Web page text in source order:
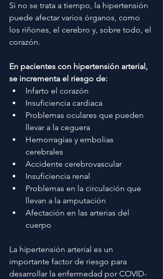
Si no se trata a tiempo, la hipertensión
puede afectar varios órganos, como
los riñones, el cerebro y, sobre todo, el
corazón.
En pacientes con hipertensión arterial,
se incrementa el riesgo de:
Infarto el corazón
Insuficiencia cardiaca
Problemas oculares que pueden
llevar a la ceguera
Hemorragias y embolias
cerebrales
Accidente cerebrovascular
Insuficiencia renal
Problemas en la circulación que
llevan a la amputación
Afectación en las arterias del
cuerpo
La hipertensión arterial es un
importante factor de riesgo para
desarrollar la enfermedad por COVID-